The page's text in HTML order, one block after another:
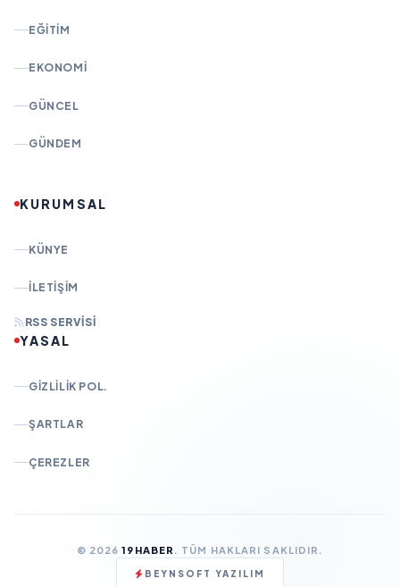
EĞITIM
EKONOMI
GÜNCEL
GÜNDEM
KURUMSAL
KÜNYE
İLETIŞIM
RSS SERVISI
YASAL
GIZLILIK POL.
ŞARTLAR
ÇEREZLER
© 202619HABER . TÜM HAKLARI SAKLIDIR.
BEYNSOFT YAZILIM